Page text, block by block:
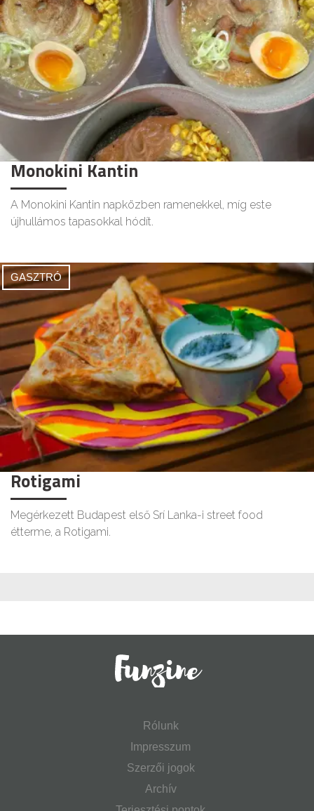
Monokini Kantin
A Monokini Kantin napközben ramenekkel, míg este
újhullámos tapasokkal hódít.
GASZTRÓ
Rotigami
Megérkezett Budapest első Srí Lanka-i street food
étterme, a Rotigami.
Rólunk
Impresszum
Szerzői jogok
Archív